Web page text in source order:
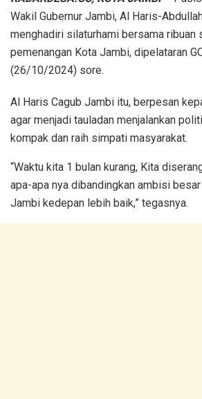
Wakil Gubernur Jambi, Al Haris-
menghadiri silaturhami bersama ribuan
pemenangan Kota Jambi, dipelataran
(26/10/2024) sore.
Al Haris Cagub Jambi itu, berpesan
agar menjadi tauladan menjalankan
kompak dan raih simpati masyarakat.
“Waktu kita 1 bulan kurang, Kita
apa-apa nya dibandingkan ambisi
Jambi kedepan lebih baik,” tegasnya.